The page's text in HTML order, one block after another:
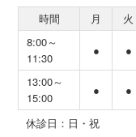
時間 月 火
8:00～
11:30
● ●
13:00～
15:00
● ●
休診日：日・祝